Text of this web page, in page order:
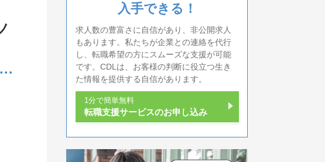
入手できる！
求人数の豊富さに自信があり、非公開求人
もあります。私たちが企業との連絡を代行
し、転職希望の方にスムーズな支援が可能
です。CDLは、お客様の判断に役立つ生き
た情報を提供する自信があります。
1分で簡単無料
転職支援サービスのお申し込み